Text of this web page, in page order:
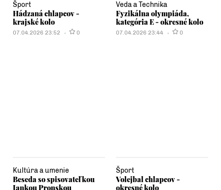
Šport
Hádzaná chlapcov -
krajské kolo
07.04.2026 23:52 0
Veda a Technika
Fyzikálna olympiáda,
kategória E - okresné kolo
07.04.2026 23:44 0
Kultúra a umenie
Beseda so spisovateľkou
Jankou Pronskou
Šport
Volejbal chlapcov -
okresné kolo